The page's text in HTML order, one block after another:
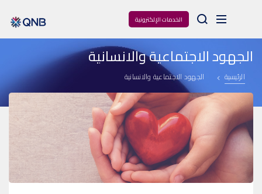
الخدمات الإلكترونية Arama
الجهود الاجتماعية والانسانية
الرئيسية الجهود الاجتماعية والانسانية